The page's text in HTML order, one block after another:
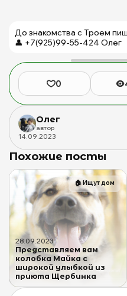
До знакомства с Троем
👤 +7(925)99-55-424 Олег
0
Олег
автор
14.09.2023
Похожие посты
28.09.2023
Представляем вам
колобка Майка с
широкой улыбкой из
приюта Щербинка
🏠Ищут дом